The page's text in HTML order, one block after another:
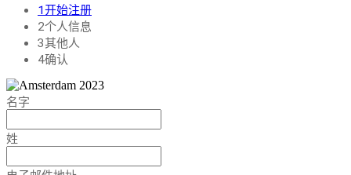
1开始注册
2个人信息
3其他人
4确认
名字
姓